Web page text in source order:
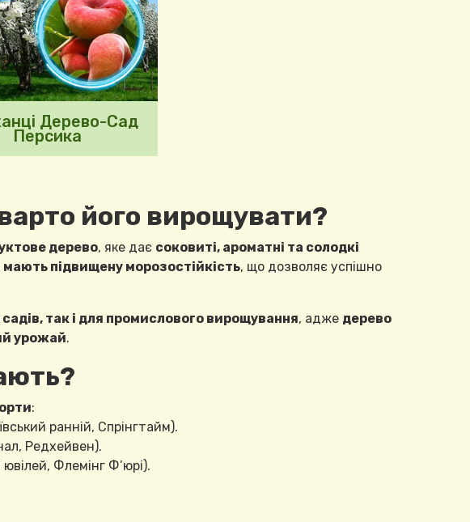
Дерево-Сад
Персика
його вирощувати?
дерево, яке дає соковиті, ароматні та солодкі
мають підвищену морозостійкість, що дозволяє успішно
так і для промислового вирощування, адже дерево
урожай.
:
ранній, Спрінгтайм).
Редхейвен).
Флемінг Ф’юрі).